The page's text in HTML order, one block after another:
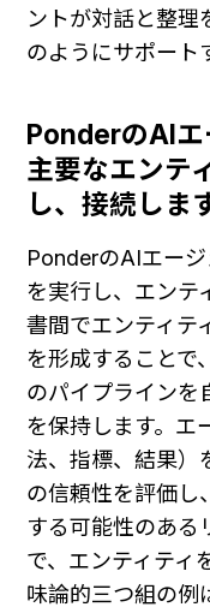
ントが対話と整理
のようにサポート
PonderのAIエ
主要なエンテ
し、接続しま
PonderのAIエー
を実行し、エンテ
書間でエンティテ
を形成することで
のパイプラインを
を保持します。エ
法、指標、結果）
の信頼性を評価し
する可能性のある
で、エンティティ
味論的三つ組の